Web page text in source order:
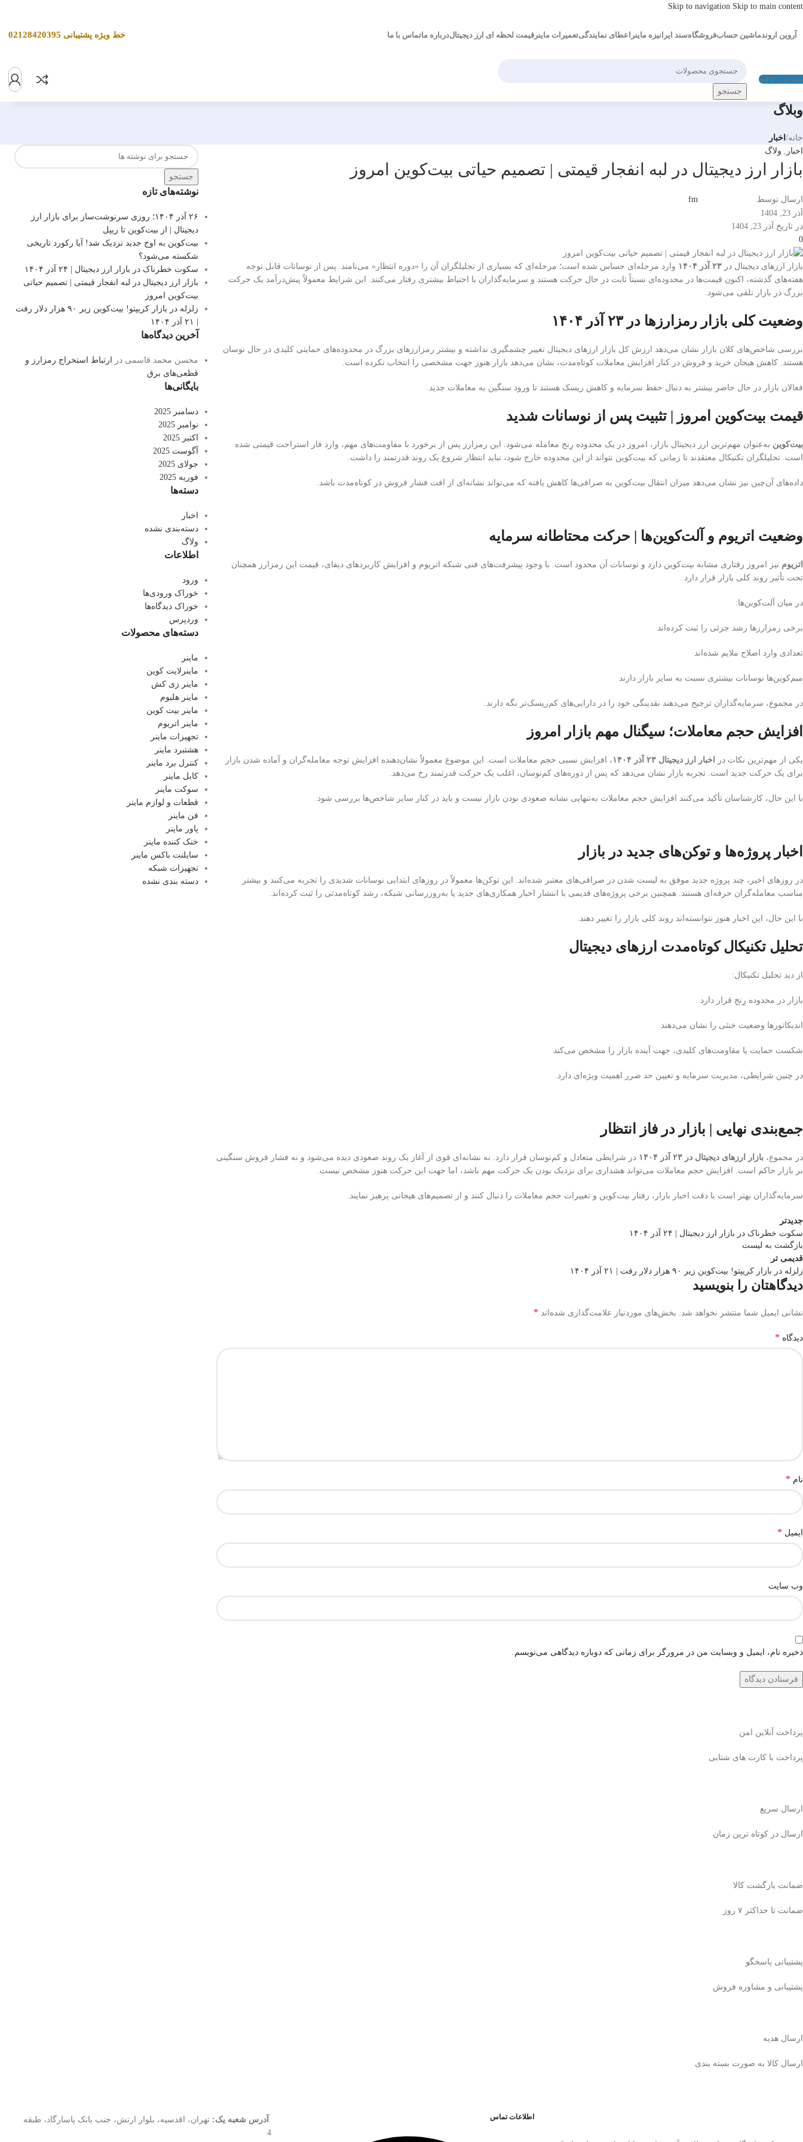
Skip to navigation Skip to main content
آروین اروندماشین حسابفروشگاهسند ایرانیزه ماینر اعطای نمایندگیتعمیرات ماینر قیمت لحظه ای ارز دیجیتالدرباره ماتماس با ما خط ویژه پشتیبانی 02128420395
بندی کالاها
جستجو
وبلاگ
خانه/ اخبار
اخبار , ولاگ
بازار ارز دیجیتال در لبه انفجار قیمتی | تصمیم حیاتی بیت‌کوین امروز
ارسال توسط
fm
آذر 23, 1404
در تاریخ آذر 23, 1404
0
بازار ارزهای دیجیتال در ۲۳ آذر ۱۴۰۴
وارد مرحله‌ای حساس شده است؛ مرحله‌ای که بسیاری از تحلیلگران آن را «دوره انتظار» می‌نامند. پس از نوسانات قابل توجه
هفته‌های گذشته، اکنون قیمت‌ها در محدوده‌ای نسبتاً ثابت در حال حرکت هستند و سرمایه‌گذاران با احتیاط بیشتری رفتار می‌کنند. این شرایط معمولاً پیش‌درآمد یک حرکت
بزرگ در بازار تلقی می‌شود.
وضعیت کلی بازار رمزارزها در ۲۳ آذر ۱۴۰۴
بررسی شاخص‌های کلان بازار نشان می‌دهد ارزش کل بازار ارزهای دیجیتال تغییر چشمگیری نداشته و بیشتر رمزارزهای بزرگ در محدوده‌های حمایتی کلیدی در حال نوسان
هستند. کاهش هیجان خرید و فروش در کنار افزایش معاملات کوتاه‌مدت، نشان می‌دهد بازار هنوز جهت مشخصی را انتخاب نکرده است.
فعالان بازار در حال حاضر بیشتر به دنبال حفظ سرمایه و کاهش ریسک هستند تا ورود سنگین به معاملات جدید.
قیمت بیت‌کوین امروز | تثبیت پس از نوسانات شدید
بیت‌کوین به‌عنوان مهم‌ترین ارز دیجیتال بازار، امروز در یک محدوده رِنج معامله می‌شود. این رمزارز پس از برخورد با مقاومت‌های مهم، وارد فاز استراحت قیمتی شده
است. تحلیلگران تکنیکال معتقدند تا زمانی که بیت‌کوین نتواند از این محدوده خارج شود، نباید انتظار شروع یک روند قدرتمند را داشت.
داده‌های آن‌چین نیز نشان می‌دهد میزان انتقال بیت‌کوین به صرافی‌ها کاهش یافته که می‌تواند نشانه‌ای از افت فشار فروش در کوتاه‌مدت باشد.
وضعیت اتریوم و آلت‌کوین‌ها | حرکت محتاطانه سرمایه
اتریوم نیز امروز رفتاری مشابه بیت‌کوین دارد و نوسانات آن محدود است. با وجود پیشرفت‌های فنی شبکه اتریوم و افزایش کاربردهای دیفای، قیمت این رمزارز همچنان
تحت تأثیر روند کلی بازار قرار دارد.
در میان آلت‌کوین‌ها:
برخی رمزارزها رشد جزئی را ثبت کرده‌اند
تعدادی وارد اصلاح ملایم شده‌اند
میم‌کوین‌ها نوسانات بیشتری نسبت به سایر بازار دارند
در مجموع، سرمایه‌گذاران ترجیح می‌دهند نقدینگی خود را در دارایی‌های کم‌ریسک‌تر نگه دارند.
افزایش حجم معاملات؛ سیگنال مهم بازار امروز
یکی از مهم‌ترین نکات در اخبار ارز دیجیتال ۲۳ آذر ۱۴۰۴
، افزایش نسبی حجم معاملات است. این موضوع معمولاً نشان‌دهنده افزایش توجه معامله‌گران و آماده شدن بازار
برای یک حرکت جدید است. تجربه بازار نشان می‌دهد که پس از دوره‌های کم‌نوسان، اغلب یک حرکت قدرتمند رخ می‌دهد.
با این حال، کارشناسان تأکید می‌کنند افزایش حجم معاملات به‌تنهایی نشانه صعودی بودن بازار نیست و باید در کنار سایر شاخص‌ها بررسی شود.
اخبار پروژه‌ها و توکن‌های جدید در بازار
در روزهای اخیر، چند پروژه جدید موفق به لیست شدن در صرافی‌های معتبر شده‌اند. این توکن‌ها معمولاً در روزهای ابتدایی نوسانات شدیدی را تجربه می‌کنند و بیشتر
مناسب معامله‌گران حرفه‌ای هستند. همچنین برخی پروژه‌های قدیمی با انتشار اخبار همکاری‌های جدید یا به‌روزرسانی شبکه، رشد کوتاه‌مدتی را ثبت کرده‌اند.
با این حال، این اخبار هنوز نتوانسته‌اند روند کلی بازار را تغییر دهند.
تحلیل تکنیکال کوتاه‌مدت ارزهای دیجیتال
از دید تحلیل تکنیکال:
بازار در محدوده رِنج قرار دارد
اندیکاتورها وضعیت خنثی را نشان می‌دهند
شکست حمایت یا مقاومت‌های کلیدی، جهت آینده بازار را مشخص می‌کند
در چنین شرایطی، مدیریت سرمایه و تعیین حد ضرر اهمیت ویژه‌ای دارد.
جمع‌بندی نهایی | بازار در فاز انتظار
در مجموع، بازار ارزهای دیجیتال در ۲۳ آذر ۱۴۰۴
در شرایطی متعادل و کم‌نوسان قرار دارد. نه نشانه‌ای قوی از آغاز یک روند صعودی دیده می‌شود و نه فشار فروش سنگینی
بر بازار حاکم است. افزایش حجم معاملات می‌تواند هشداری برای نزدیک بودن یک حرکت مهم باشد، اما جهت این حرکت هنوز مشخص نیست.
سرمایه‌گذاران بهتر است با دقت اخبار بازار، رفتار بیت‌کوین و تغییرات حجم معاملات را دنبال کنند و از تصمیم‌های هیجانی پرهیز نمایند.
جدیدتر
سکوت خطرناک در بازار ارز دیجیتال | ۲۴ آذر ۱۴۰۴
بازگشت به لیست
قدیمی تر
زلزله در بازار کریپتو! بیت‌کوین زیر ۹۰ هزار دلار رفت | ۲۱ آذر ۱۴۰۴
دیدگاهتان را بنویسید
نشانی ایمیل شما منتشر نخواهد شد. بخش‌های موردنیاز علامت‌گذاری شده‌اند *
دیدگاه *
نام *
ایمیل *
وب‌ سایت
ذخیره نام، ایمیل و وبسایت من در مرورگر برای زمانی که دوباره دیدگاهی می‌نویسم.
جستجو
نوشته‌های تازه
۲۶ آذر ۱۴۰۴؛ روزی سرنوشت‌ساز برای بازار ارز
دیجیتال | از بیت‌کوین تا ریپل
بیت‌کوین به اوج جدید نزدیک شد! آیا رکورد تاریخی
شکسته می‌شود؟
سکوت خطرناک در بازار ارز دیجیتال | ۲۴ آذر ۱۴۰۴
بازار ارز دیجیتال در لبه انفجار قیمتی | تصمیم حیاتی
بیت‌کوین امروز
زلزله در بازار کریپتو! بیت‌کوین زیر ۹۰ هزار دلار رفت
آخرین دیدگاه‌ها
محسن محمد قاسمی در
ارتباط استخراج رمزارز و
قطعی‌های برق
بایگانی‌ها
دسامبر 2025
نوامبر 2025
اکتبر 2025
آگوست 2025
جولای 2025
فوریه 2025
دسته‌ها
اخبار
دسته‌بندی نشده
ولاگ
اطلاعات
ورود
خوراک ورودی‌ها
خوراک دیدگاه‌ها
وردپرس
دسته‌های محصولات
ماینر
ماینرلایت کوین
ماینر زی کش
ماینر هلیوم
ماینر بیت کوین
ماینر اتریوم
تجهیزات ماینر
هشتبرد ماینر
کنترل برد ماینر
کابل ماینر
سوکت ماینر
قطعات و لوازم ماینر
فن ماینر
پاور ماینر
خنک کننده ماینر
سایلنت باکس ماینر
تجهیزات شبکه
دسته بندی نشده
پرداخت آنلاین امن
پرداخت با کارت های شتابی
ارسال سریع
ارسال در کوتاه ترین زمان
ضمانت بازگشت کالا
ضمانت تا حداکثر ۷ روز
پشتیبانی پاسخگو
پشتیبانی و مشاوره فروش
ارسال هدیه
ارسال کالا به صورت بسته بندی
اطلاعات تماس آدرس شعبه یک: تهران، اقدسیه، بلوار ارتش، جنب بانک پاسارگاد، طبقه
4